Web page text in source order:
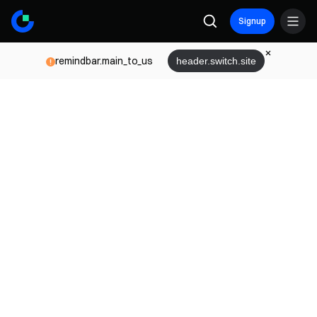
Signup
remindbar.main_to_us header.switch.site